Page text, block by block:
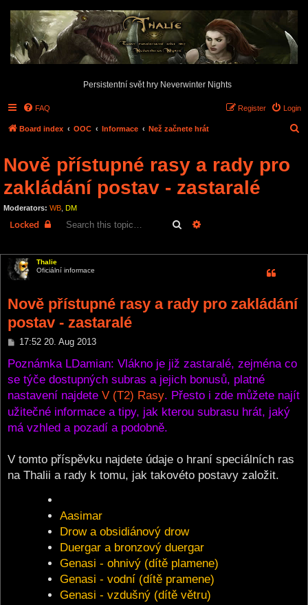
Persistentní svět hry Neverwinter Nights
FAQ Login
Register
Board index OOC Informace Než začnete hrát
Nově přístupné rasy a rady pro
zakládání postav - zastaralé
Moderators: WB DM
Locked Search
Thalie
Oficiální informace
Nově přístupné rasy a rady pro zakládání
postav - zastaralé
P
s
17:52 20. Aug 2013
Poznámka LDamian: Vlákno je již zastaralé, zejména co
se týče dostupných subras a jejich bonusů, platné
nastavení najdete V (T2) Rasy. Přesto i zde můžete najít
užitečné informace a tipy, jak kterou subrasu hrát, jaký
má vzhled a pozadí a podobně.
V tomto příspěvku najdete údaje o hraní speciálních ras
na Thalii a rady k tomu, jak takovéto postavy založit.
Aasimar
Drow a obsidiánový drow
Duergar a bronzový duergar
Genasi - ohnivý (dítě plamene)
Genasi - vodní (dítě pramene)
Genasi - vzdušný (dítě větru)